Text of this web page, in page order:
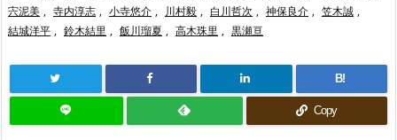
宍泥美 , 寺内淳志 , 小寺悠介 , 川村毅 , 白川哲次 , 神保良介 , 笠木誠 ,
結城洋平 , 鈴木結里 , 飯川瑠夏 , 高木珠里 , 黒瀬亘
B!
Copy